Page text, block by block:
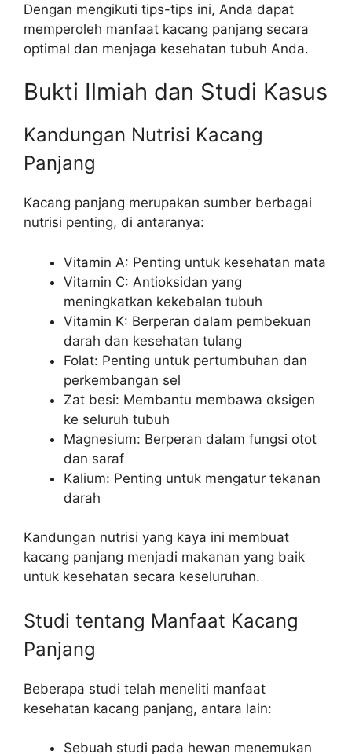
Dengan mengikuti tips-tips ini, Anda dapat
memperoleh manfaat kacang panjang secara
optimal dan menjaga kesehatan tubuh Anda.
Bukti Ilmiah dan Studi Kasus
Kandungan Nutrisi Kacang
Panjang
Kacang panjang merupakan sumber berbagai
nutrisi penting, di antaranya:
Vitamin A: Penting untuk kesehatan mata
Vitamin C: Antioksidan yang
meningkatkan kekebalan tubuh
Vitamin K: Berperan dalam pembekuan
darah dan kesehatan tulang
Folat: Penting untuk pertumbuhan dan
perkembangan sel
Zat besi: Membantu membawa oksigen
ke seluruh tubuh
Magnesium: Berperan dalam fungsi otot
dan saraf
Kalium: Penting untuk mengatur tekanan
darah
Kandungan nutrisi yang kaya ini membuat
kacang panjang menjadi makanan yang baik
untuk kesehatan secara keseluruhan.
Studi tentang Manfaat Kacang
Panjang
Beberapa studi telah meneliti manfaat
kesehatan kacang panjang, antara lain:
Sebuah studi pada hewan menemukan